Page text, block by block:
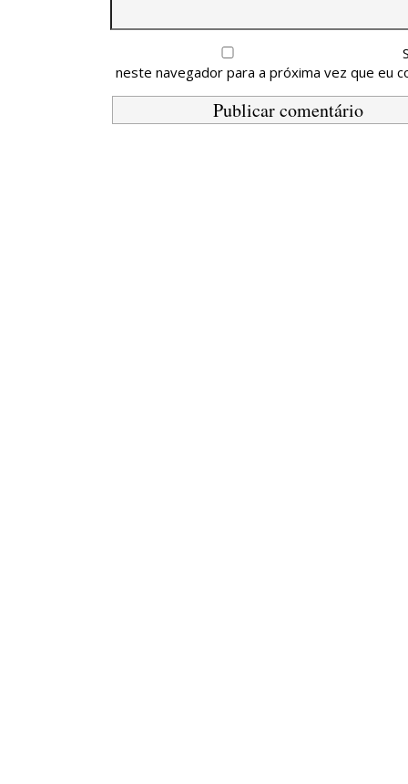
neste navegador para a próxima vez que eu